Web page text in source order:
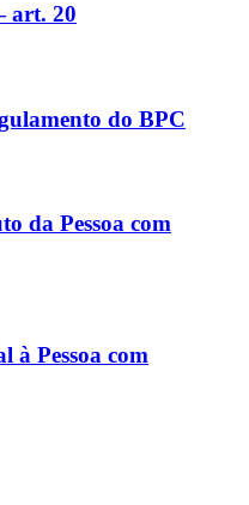
art. 20
do BPC
da Pessoa com
à Pessoa com